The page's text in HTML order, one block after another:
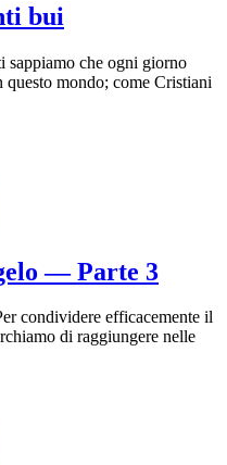
bui
sappiamo che ogni giorno
questo mondo; come Cristiani
— Parte 3
condividere efficacemente il
di raggiungere nelle